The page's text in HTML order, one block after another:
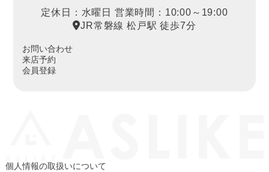
定休日：水曜日 営業時間：10:00～19:00
JR常磐線 松戸駅 徒歩7分
お問い合わせ
来店予約
会員登録
個人情報の取扱いについて